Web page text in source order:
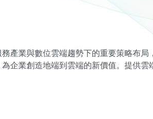
產業與數位雲端趨勢下的重要策略布
企業創造地端到雲端的新價值。提供